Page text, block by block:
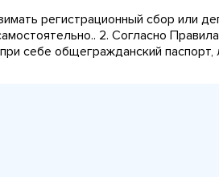
регистрационный сбор или
2. Согласно
себе общегражданский